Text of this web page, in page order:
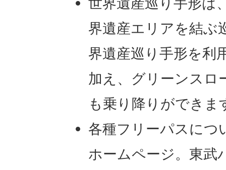
界遺産エリアを結ぶ
界遺産巡り手形を利
加え、グリーンスロ
も乗り降りができま
各種フリーパスにつ
ホームページ。東武